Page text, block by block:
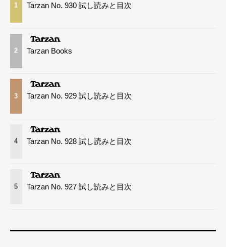
1 Tarzan No. 930 試し読みと目次
2 Tarzan Books
3 Tarzan No. 929 試し読みと目次
4 Tarzan No. 928 試し読みと目次
5 Tarzan No. 927 試し読みと目次